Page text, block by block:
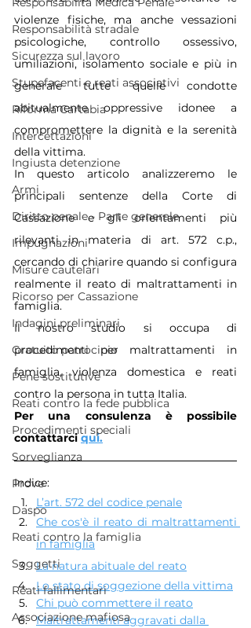
Responsabilità stradale
Sicurezza sul lavoro
Stupefacenti e reati associativi
Riforma Cartabia
Intercettazioni
Ingiusta detenzione
Armi
Diritto penale - Parte generale
Impugnazioni
Misure cautelari
Ricorso per Cassazione
Indagini preliminari
Gratuito patrocinio
Pene sostitutive
Reati contro la fede pubblica
Procedimenti speciali
Sorveglianza
Prove
Daspo
Reati contro la famiglia
Soggetti
Reati fallimentari
Associazione mafiosa
violenze fisiche, ma anche vessazioni
psicologiche, controllo ossessivo,
umiliazioni, isolamento sociale e più in
generale tutte quelle condotte
abitualmente oppressive idonee a
compromettere la dignità e la serenità
della vittima.
In questo articolo analizzeremo le
principali sentenze della Corte di
Cassazione e gli orientamenti più
rilevanti in materia di art. 572 c.p.,
cercando di chiarire quando si configura
realmente il reato di maltrattamenti in
famiglia.
Il nostro studio si occupa di
procedimenti per maltrattamenti in
famiglia, violenza domestica e reati
contro la persona in tutta Italia.
Per una consulenza è possibile
contattarci qui.
Indice:
L’art. 572 del codice penale
Che cos'è il reato di maltrattamenti
in famiglia
La natura abituale del reato
Lo stato di soggezione della vittima
Chi può commettere il reato
Maltrattamenti aggravati dalla